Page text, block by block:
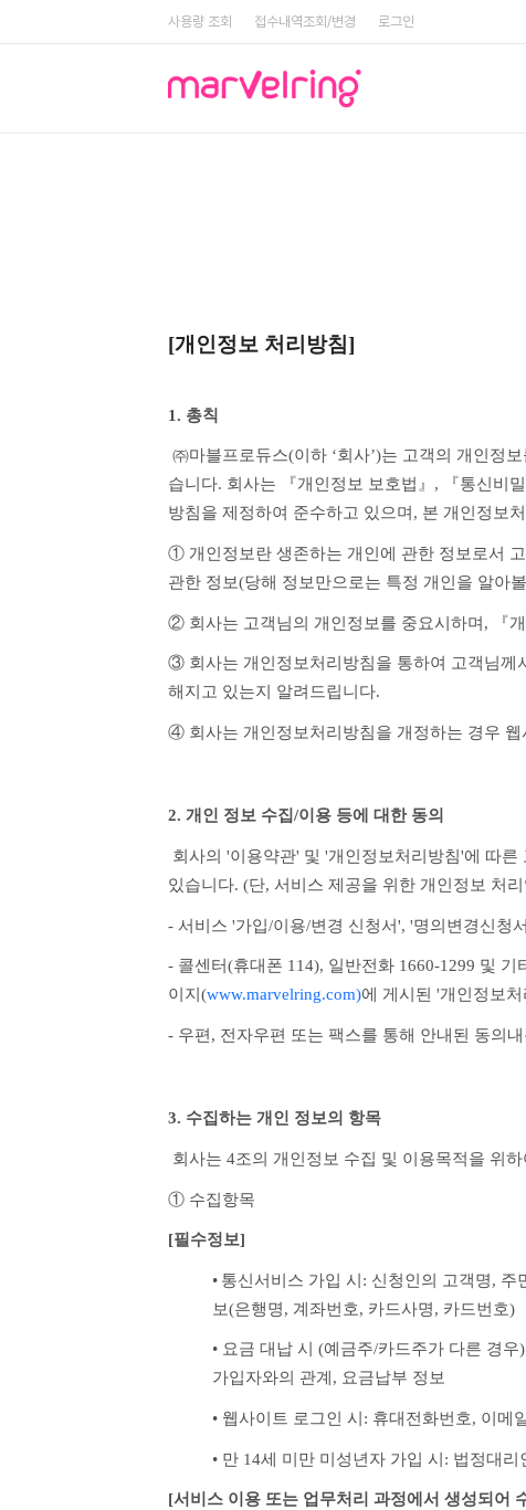
사용량 조회 접수내역조회/변경 로그인
[개인정보 처리방침]
1. 총칙
습니다. 회사는 『개인정보 보호법』, 『통신비
방침을 제정하여 준수하고 있으며, 본 개인정보
① 개인정보란 생존하는 개인에 관한 정보로서
관한 정보(당해 정보만으로는 특정 개인을 알아
② 회사는 고객님의 개인정보를 중요시하며, 『
③ 회사는 개인정보처리방침을 통하여 고객님께
해지고 있는지 알려드립니다.
④ 회사는 개인정보처리방침을 개정하는 경우 웹
2. 개인 정보 수집/이용 등에 대한 동의
있습니다. (단, 서비스 제공을 위한 개인정보 처
- 서비스 '가입/이용/변경 신청서', '명의변경신청
- 콜센터(휴대폰 114), 일반전화 1660-1299 및
이지(www.marvelring.com)에 게시된 '개인정보
- 우편, 전자우편 또는 팩스를 통해 안내된 동의
3. 수집하는 개인 정보의 항목
회사는 4조의 개인정보 수집 및 이용목적을 위
① 수집항목
[필수정보]
• 통신서비스 가입 시: 신청인의 고객명,
보(은행명, 계좌번호, 카드사명, 카드번호)
• 요금 대납 시 (예금주/카드주가 다른 경
가입자와의 관계, 요금납부 정보
• 웹사이트 로그인 시: 휴대전화번호, 이메
• 만 14세 미만 미성년자 가입 시: 법정대
[서비스 이용 또는 업무처리 과정에서 생성되어